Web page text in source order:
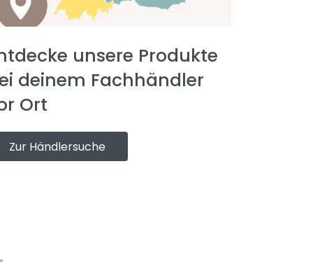
unsere Produkte
deinem Fachhändler
Ort
Zur Händlersuche